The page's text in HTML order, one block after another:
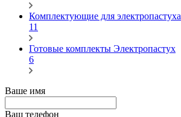
Комплектующие для электропастуха
11
Готовые комплекты Электропастух
6
Ваше имя
Ваш телефон